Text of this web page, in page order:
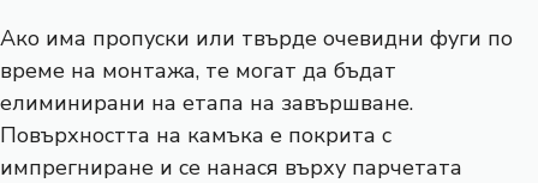
Ако има пропуски или твърде очевидни фуги по
време на монтажа, те могат да бъдат
елиминирани на етапа на завършване.
Повърхността на камъка е покрита с
импрегниране и се нанася върху парчетата